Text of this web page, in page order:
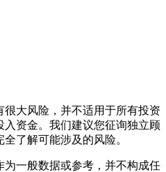
大风险，并不适用于所有投资
资金。我们建议您征询独立顾
了解可能涉及的风险。
一般数据或参考，并不构成任